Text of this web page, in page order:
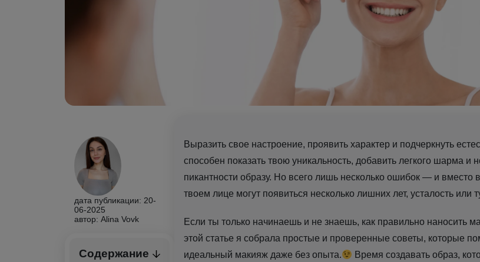
дата публикации: 20-
06-2025
автор: Alina Vovk
Содержание
Выразить свое настроение, проявить характер и подчеркнуть
способен показать твою уникальность, добавить легкого шарма и
пикантности образу. Но всего лишь несколько ошибок — и вместо
твоем лице могут появиться несколько лишних лет, усталость или
Если ты только начинаешь и не знаешь, как правильно наносить
этой статье я собрала простые и проверенные советы, которые
идеальный макияж даже без опыта.
Время создавать образ,